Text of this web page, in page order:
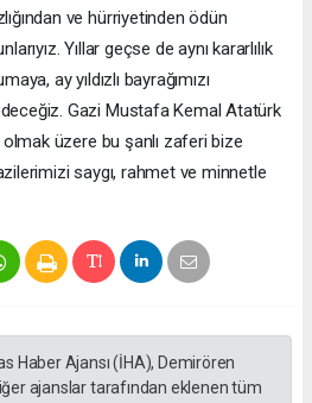
ve hürriyetinden ödün
Yıllar geçse de aynı kararlılık
ay yıldızlı bayrağımızı
Gazi Mustafa Kemal Atatürk
üzere bu şanlı zaferi bize
saygı, rahmet ve minnetle
Haber Ajansı (İHA), Demirören
ajanslar tarafından eklenen tüm